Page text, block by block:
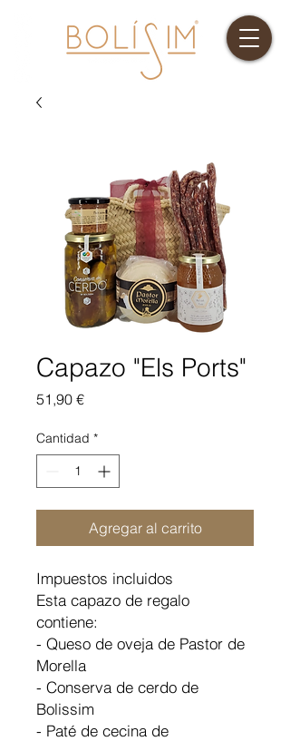
Capazo "Els Ports"
51,90 €Precio
Cantidad *
Agregar al carrito
Impuestos incluidos
Esta capazo de regalo
contiene:
- Queso de oveja de Pastor de
Morella
- Conserva de cerdo de
Bolissim
- Paté de cecina de